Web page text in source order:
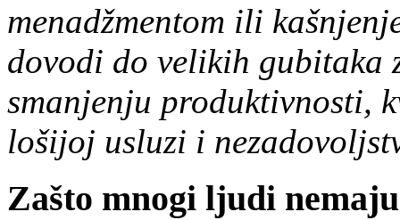
menadžmentom ili
dovodi do velikih gubitaka
smanjenju produktivnosti,
lošijoj usluzi i
Zašto mnogi ljudi